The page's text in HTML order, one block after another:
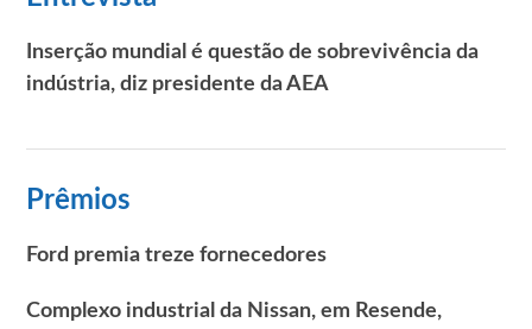
Inserção mundial é questão de sobrevivência da
indústria, diz presidente da AEA
Prêmios
Ford premia treze fornecedores
Complexo industrial da Nissan, em Resende,